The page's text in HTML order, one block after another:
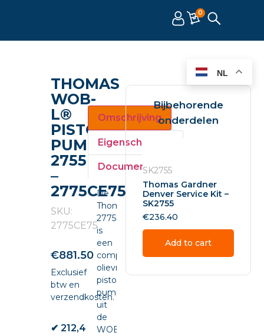
0
THOMAS
WOB-
L®
PISTON
PUMP
2755
–
2775CE75
SKU:
2775CE75
€881.50
Exclusief
btw en
verzendkosten.
✔ 212,4
Omschrijving
Eigenschappen
Documenten
De
Thomas
2775CE75
is
een
compacte
olievrije
piston
pump
uit
de
WOB-
Bijbehorende
onderdelen
SK2755
Thomas Gardner
Denver Service Kit –
SK2755
€236.40
Add to cart
NL